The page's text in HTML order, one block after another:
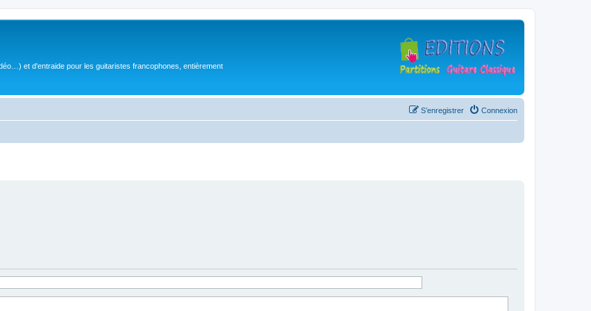
et d'entraide pour les guitaristes francophones, entièrement
Connexion
S’enregistrer